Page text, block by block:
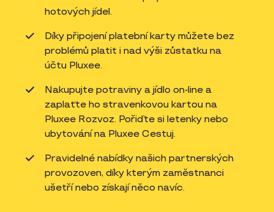
hotových jídel.
Díky připojení platební karty můžete bez
problémů platit i nad výši zůstatku na
účtu Pluxee.
Nakupujte potraviny a jídlo on-line a
zaplaťte ho stravenkovou kartou na
Pluxee Rozvoz. Pořiďte si letenky nebo
ubytování na Pluxee Cestuj.
Pravidelné nabídky našich partnerských
provozoven, díky kterým zaměstnanci
ušetří nebo získají něco navíc.